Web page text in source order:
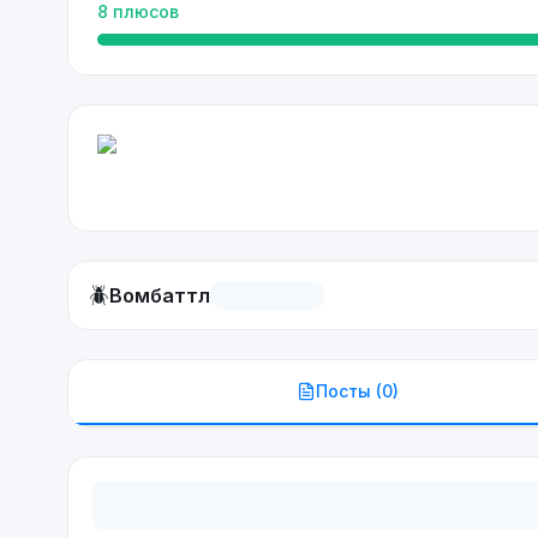
8 плюсов
🪲Вомбаттл
Посты (0)